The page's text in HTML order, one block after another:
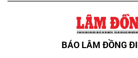
BÁO LÂM ĐỒNG